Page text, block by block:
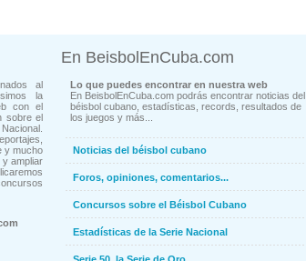
al
la
con el
sobre el
y mucho
ampliar
En BeisbolEnCuba.com
Lo que puedes encontrar en nuestra web
En BeisbolEnCuba.com podrás encontrar noticias del
béisbol cubano, estadísticas, records, resultados de
los juegos y más...
Noticias del béisbol cubano
Foros, opiniones, comentarios...
Concursos sobre el Béisbol Cubano
Estadísticas de la Serie Nacional